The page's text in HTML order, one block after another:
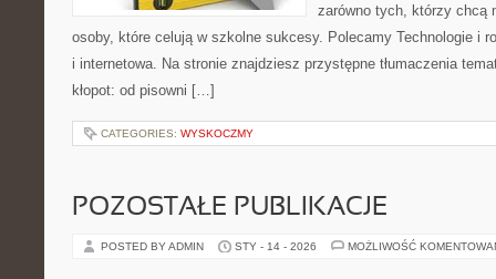
zarówno tych, którzy chcą
osoby, które celują w szkolne sukcesy. Polecamy Technologie i
i internetowa. Na stronie znajdziesz przystępne tłumaczenia
kłopot: od pisowni […]
CATEGORIES: WYSKOCZMY
POZOSTAŁE PUBLIKACJE
POSTED BY ADMIN STY - 14 - 2026 MOŻLIWOŚĆ